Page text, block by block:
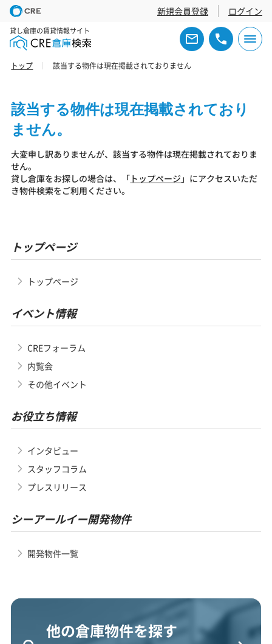
新規会員登録 ログイン
貸し倉庫の賃貸情報サイト
トップ 該当する物件は現在掲載されておりません
該当する物件は現在掲載されており
ません。
大変申し訳ありませんが、該当する物件は現在掲載されておりま
せん。
貸し倉庫をお探しの場合は、「 トップページ 」にアクセスいただ
き物件検索をご利用ください。
トップページ
トップページ
イベント情報
CREフォーラム
内覧会
その他イベント
お役立ち情報
インタビュー
スタッフコラム
プレスリリース
シーアールイー開発物件
開発物件一覧
他の倉庫物件を探す